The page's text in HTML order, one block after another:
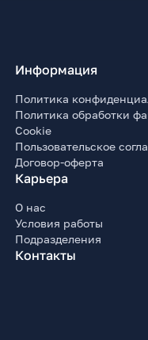
Информация
Политика
Политика обработки
Cookie
Пользовательское
Договор-оферта
Карьера
О нас
Условия работы
Подразделения
Контакты